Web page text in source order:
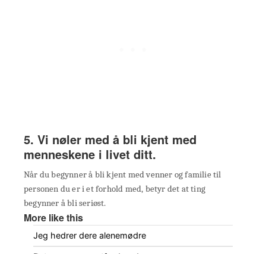
5. Vi nøler med å bli kjent med
menneskene i livet ditt.
Når du begynner å bli kjent med venner og familie til
personen du er i et forhold med, betyr det at ting
begynner å bli seriøst.
More like this
Jeg hedrer dere alenemødre